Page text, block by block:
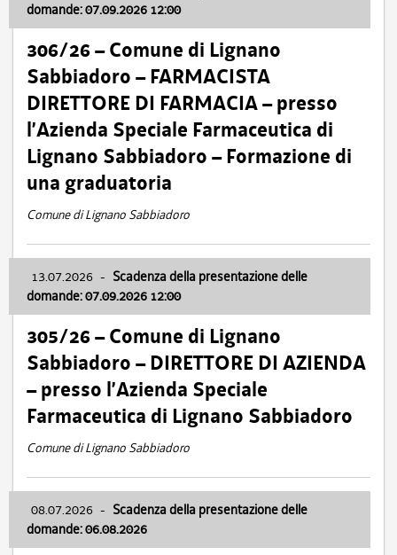
domande: 07.09.2026 12:00
306/26 – Comune di Lignano
Sabbiadoro – FARMACISTA
DIRETTORE DI FARMACIA – presso
l’Azienda Speciale Farmaceutica di
Lignano Sabbiadoro – Formazione di
una graduatoria
Comune di Lignano Sabbiadoro
13.07.2026 - Scadenza della presentazione delle
domande: 07.09.2026 12:00
305/26 – Comune di Lignano
Sabbiadoro – DIRETTORE DI AZIENDA
– presso l’Azienda Speciale
Farmaceutica di Lignano Sabbiadoro
Comune di Lignano Sabbiadoro
08.07.2026 - Scadenza della presentazione delle
domande: 06.08.2026